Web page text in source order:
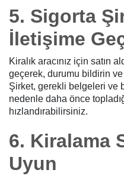
5. Sigorta
İletişime
Kiralık aracınız için satın
geçerek, durumu bildirin
Şirket, gerekli belgeleri ve
nedenle daha önce
hızlandırabilirsiniz.
6. Kiralama
Uyun